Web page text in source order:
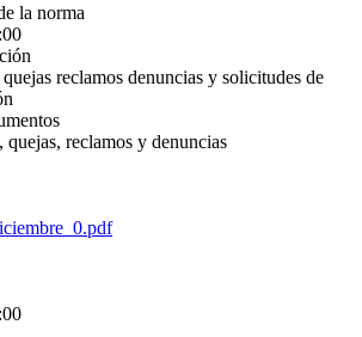
la norma
reclamos denuncias y solicitudes de
reclamos y denuncias